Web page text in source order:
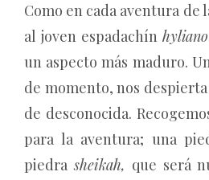
Como en cada aventura de
al joven espadachínhyliano
un aspecto más maduro.
de momento, nos
de desconocida.
para la aventura; una
piedrasheikah, que será